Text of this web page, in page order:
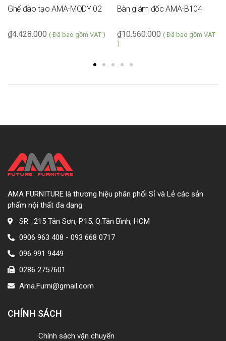
Ghế đào tạo AMA-MODY 02
4.428.000
₫ ( Đã bao gồm VAT )
Bàn giám đốc AMA-B104
10.560.000
₫
( Đã bao gồm VAT
)
AMA FURNITURE là thương hiệu phân phối Sỉ và Lẻ các sản
phẩm nội thất đa dạng
SR : 215 Tân Sơn, P.15, Q.Tân Bình, HCM
0906 963 408 - 093 668 0717
096 991 9449
0286 2757601
Ama.Furni@gmail.com
CHÍNH SÁCH
Chính sách vận chuyển